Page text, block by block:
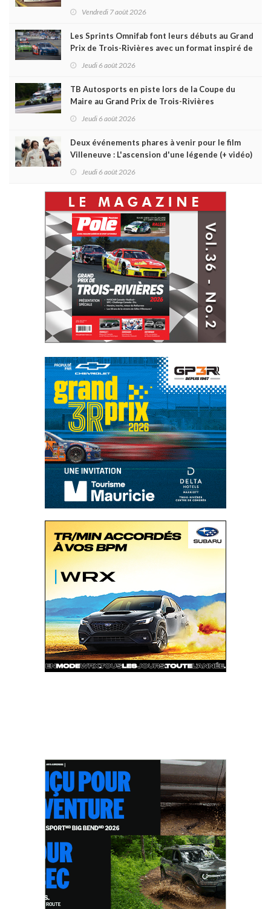
Vendredi 7 août 2026
Les Sprints Omnifab font leurs débuts au Grand
Prix de Trois-Rivières avec un format inspiré de
Jeudi 6 août 2026
TB Autosports en piste lors de la Coupe du
Maire au Grand Prix de Trois-Rivières
Jeudi 6 août 2026
Deux événements phares à venir pour le film
Villeneuve : L'ascension d'une légende (+ vidéo)
Jeudi 6 août 2026